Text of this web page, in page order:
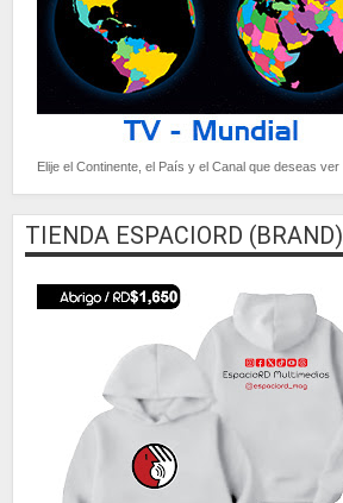
Elije el Continente, el País y el Canal que deseas ver
TIENDA ESPACIORD (BRAND)